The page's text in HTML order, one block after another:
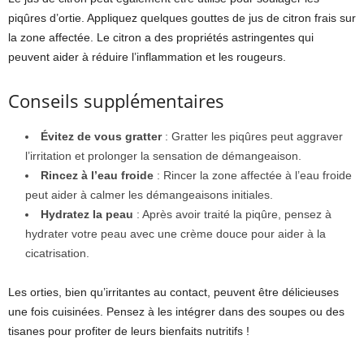
piqûres d’ortie. Appliquez quelques gouttes de jus de citron frais sur
la zone affectée. Le citron a des propriétés astringentes qui
peuvent aider à réduire l’inflammation et les rougeurs.
Conseils supplémentaires
Évitez de vous gratter: Gratter les piqûres peut aggraver
l’irritation et prolonger la sensation de démangeaison.
Rincez à l’eau froide : Rincer la zone affectée à l’eau froide
peut aider à calmer les démangeaisons initiales.
Hydratez la peau : Après avoir traité la piqûre, pensez à
hydrater votre peau avec une crème douce pour aider à la
cicatrisation.
Les orties, bien qu’irritantes au contact, peuvent être délicieuses
une fois cuisinées. Pensez à les intégrer dans des soupes ou des
tisanes pour profiter de leurs bienfaits nutritifs !